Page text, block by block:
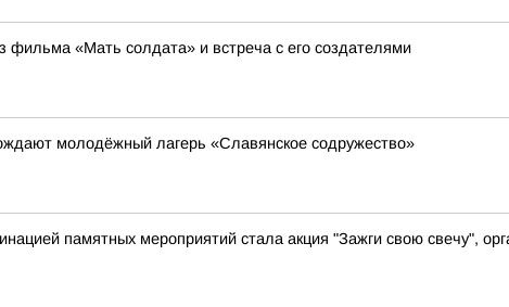
фильма «Мать солдата» и встреча с его создателями
молодёжный лагерь «Славянское содружество»
памятных мероприятий стала акция "Зажги свою свечу",